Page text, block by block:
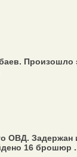
ОВД.
16 брошюр